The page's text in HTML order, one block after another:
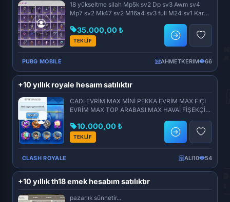
18 yükseltme silah Mp5k sv2 Dp sv3 Awm sv4
Mp7 sv2 Mk47 sv2 M16a4 sv3 full M24 sv1 Kar98
35.000,00 ₺
TEKLİF
PUBG MOBILE AHMETKERIM 66
+10 yıllık royale hesaım satılıktır
CADI EVRİM MAX MİNİ PEKKA EVRİM MAX FIÇI
EVRİM MAX TOP ARABASI MAX HAVAİ FİŞEKÇİ
10.000,00 ₺
TEKLİF
CLASH ROYALE ALI10 54
+10 yıllık th18 emek hesabım satılıktır
pazarlık sünnetir...